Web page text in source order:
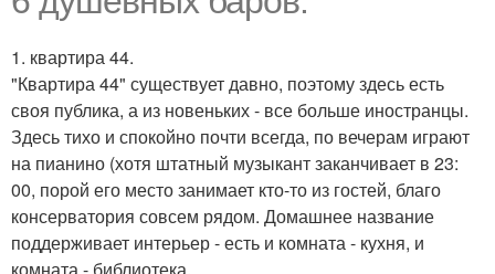
1. квартира 44.
"Квартира 44" существует давно, поэтому здесь есть
своя публика, а из новеньких - все больше иностранцы.
Здесь тихо и спокойно почти всегда, по вечерам играют
на пианино (хотя штатный музыкант заканчивает в 23:
00, порой его место занимает кто-то из гостей, благо
консерватория совсем рядом. Домашнее название
поддерживает интерьер - есть и комната - кухня, и